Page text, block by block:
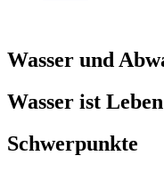
Wasser und
Wasser ist Leben
Schwerpunkte